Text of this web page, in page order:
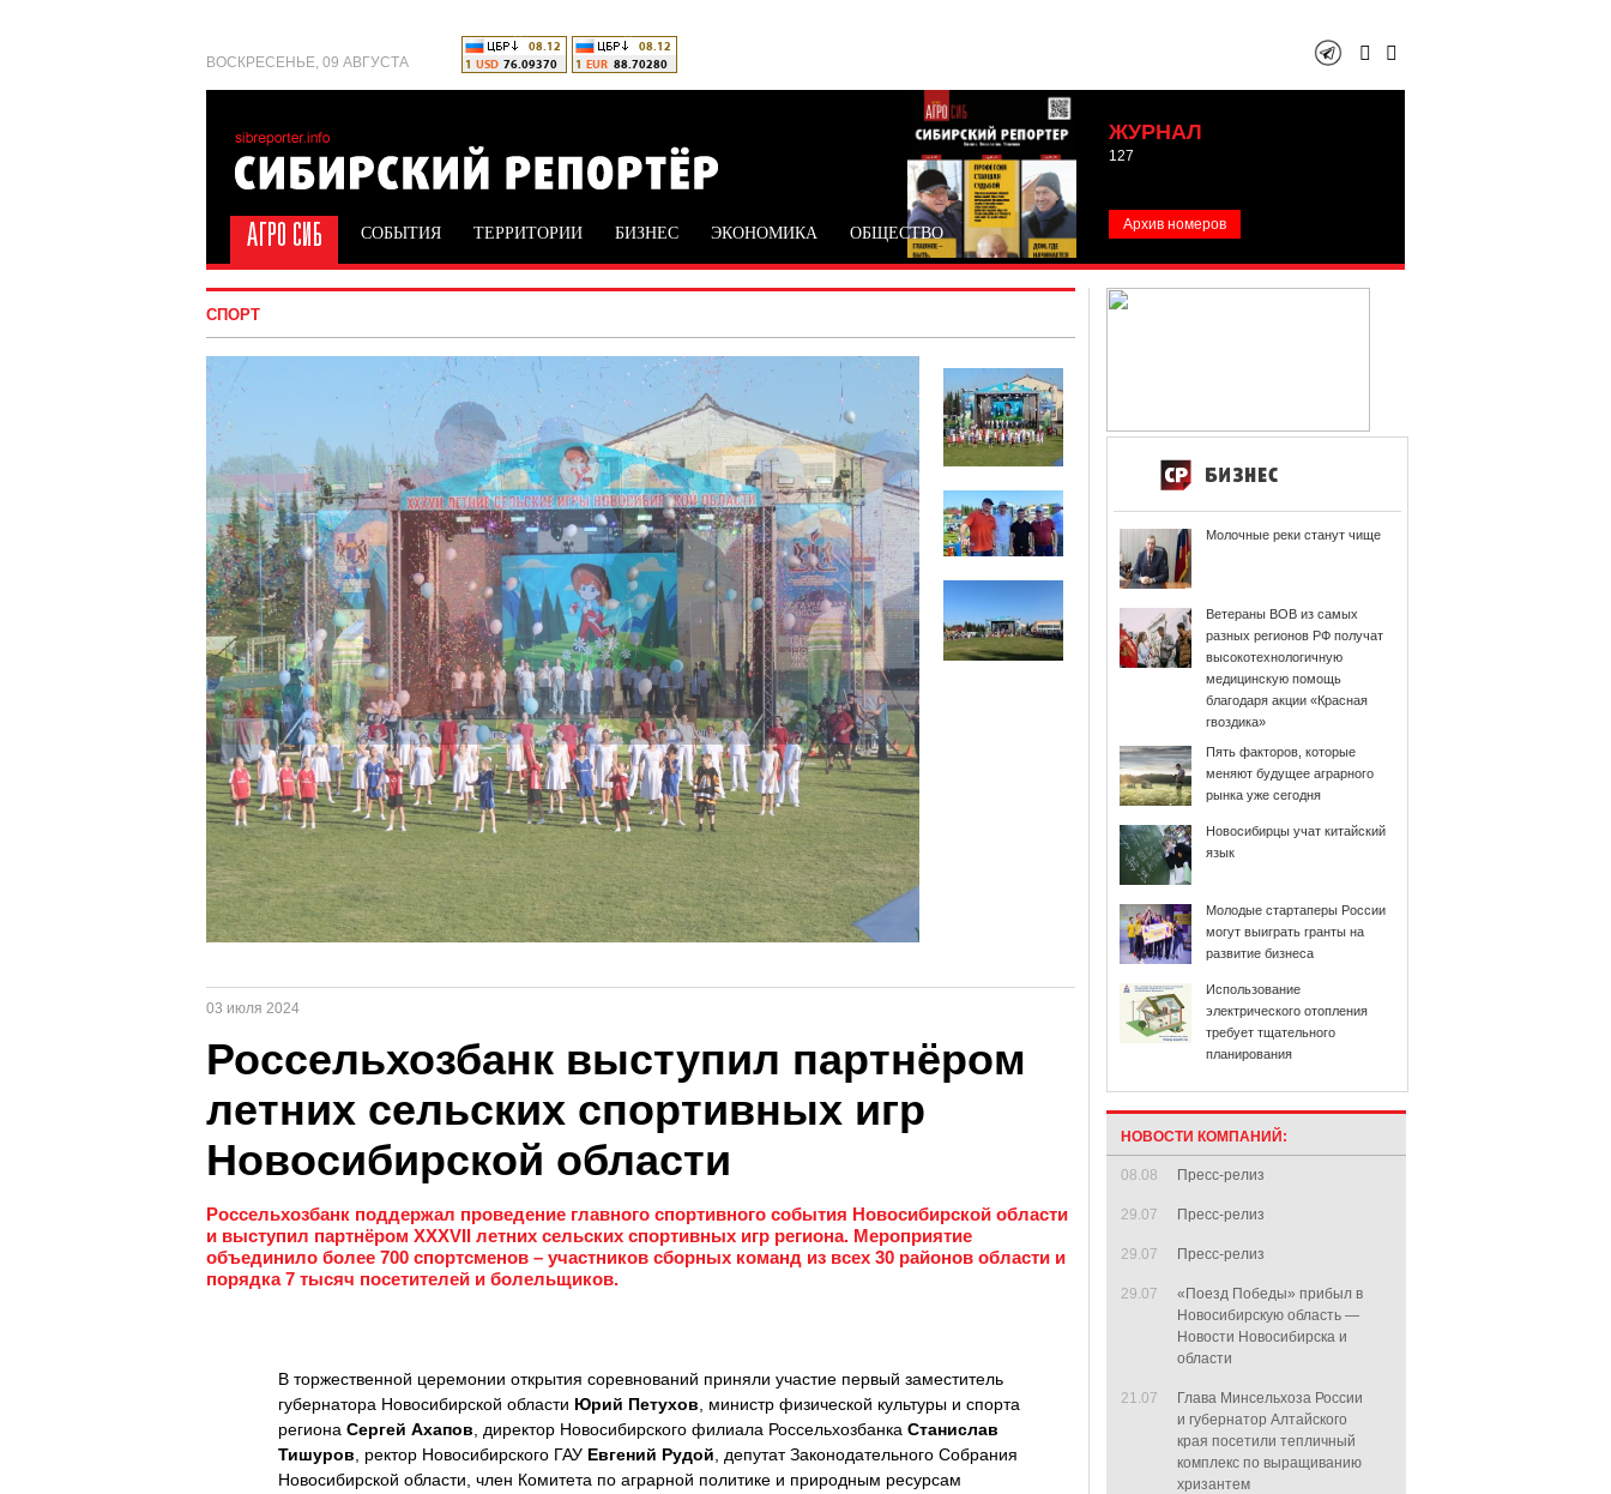
ВОСКРЕСЕНЬЕ, 09 АВГУСТА
ЖУРНАЛ
127
Архив номеров
СОБЫТИЯ ТЕРРИТОРИИ БИЗНЕС ЭКОНОМИКА ОБЩЕСТВО
СПОРТ
03 июля 2024
Россельхозбанк выступил партнёром
летних сельских спортивных игр
Новосибирской области
Россельхозбанк поддержал проведение главного спортивного события Новосибирской области
и выступил партнёром XXXVII летних сельских спортивных игр региона. Мероприятие
объединило более 700 спортсменов – участников сборных команд из всех 30 районов области и
порядка 7 тысяч посетителей и болельщиков.
В торжественной церемонии открытия соревнований приняли участие первый заместитель
губернатора Новосибирской области Юрий Петухов , министр физической культуры и спорта
региона Сергей Ахапов , директор Новосибирского филиала Россельхозбанка Станислав
Тишуров , ректор Новосибирского ГАУ Евгений Рудой , депутат Законодательного Собрания
Новосибирской области, член Комитета по аграрной политике и природным ресурсам
Молочные реки станут чище
Ветераны ВОВ из самых
разных регионов РФ получат
высокотехнологичную
медицинскую помощь
благодаря акции «Красная
гвоздика»
Пять факторов, которые
меняют будущее аграрного
рынка уже сегодня
Новосибирцы учат китайский
язык
Молодые стартаперы России
могут выиграть гранты на
развитие бизнеса
Использование
электрического отопления
требует тщательного
планирования
НОВОСТИ КОМПАНИЙ:
08.08 Пресс-релиз
29.07 Пресс-релиз
29.07 Пресс-релиз
29.07
«Поезд Победы» прибыл в
Новосибирскую область —
Новости Новосибирска и
области
21.07
Глава Минсельхоза России
и губернатор Алтайского
края посетили тепличный
комплекс по выращиванию
хризантем